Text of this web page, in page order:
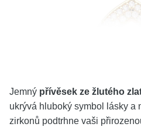
Jemný přívěsek ze žlutého
ukrývá hluboký symbol lásky a
zirkonů podtrhne vaši